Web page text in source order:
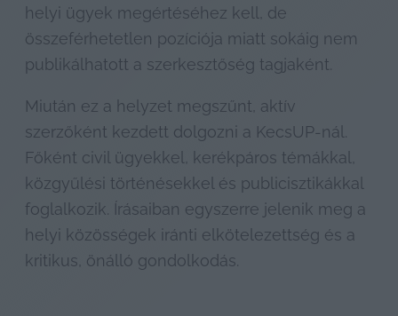
helyi ügyek megértéséhez kell, de
összeférhetetlen pozíciója miatt sokáig nem
publikálhatott a szerkesztőség tagjaként.
Miután ez a helyzet megszűnt, aktív
szerzőként kezdett dolgozni a KecsUP-nál.
Főként civil ügyekkel, kerékpáros témákkal,
közgyűlési történésekkel és publicisztikákkal
foglalkozik. Írásaiban egyszerre jelenik meg a
helyi közösségek iránti elkötelezettség és a
kritikus, önálló gondolkodás.